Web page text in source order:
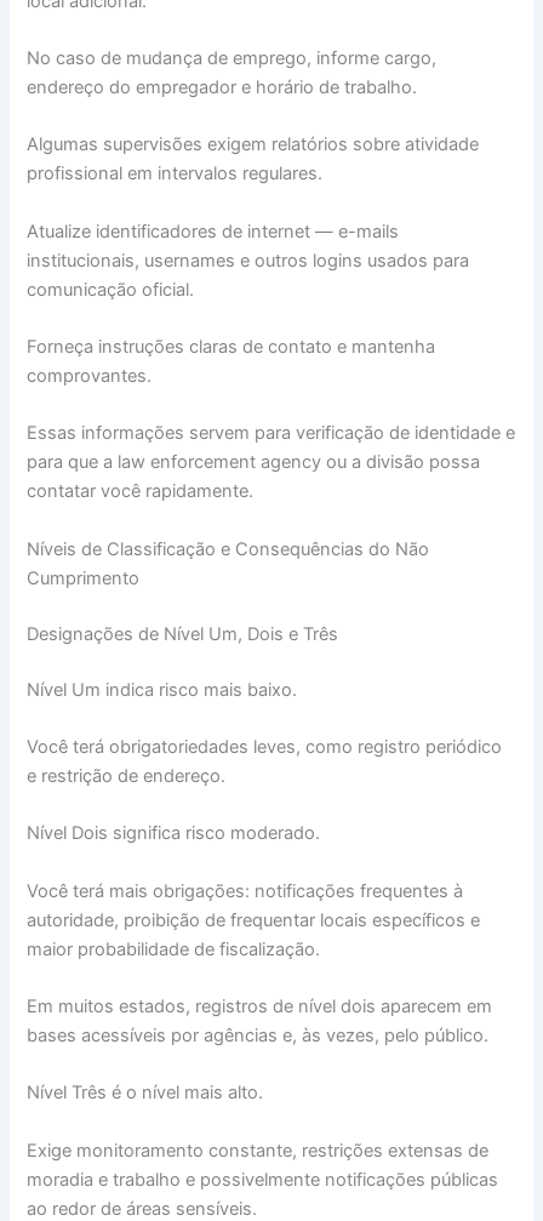
No caso de mudança de emprego, informe cargo,
endereço do empregador e horário de trabalho.
Algumas supervisões exigem relatórios sobre atividade
profissional em intervalos regulares.
Atualize identificadores de internet — e-mails
institucionais, usernames e outros logins usados para
comunicação oficial.
Forneça instruções claras de contato e mantenha
comprovantes.
Essas informações servem para verificação de identidade e
para que a law enforcement agency ou a divisão possa
contatar você rapidamente.
Níveis de Classificação e Consequências do Não
Cumprimento
Designações de Nível Um, Dois e Três
Nível Um indica risco mais baixo.
Você terá obrigatoriedades leves, como registro periódico
e restrição de endereço.
Nível Dois significa risco moderado.
Você terá mais obrigações: notificações frequentes à
autoridade, proibição de frequentar locais específicos e
maior probabilidade de fiscalização.
Em muitos estados, registros de nível dois aparecem em
bases acessíveis por agências e, às vezes, pelo público.
Nível Três é o nível mais alto.
Exige monitoramento constante, restrições extensas de
moradia e trabalho e possivelmente notificações públicas
ao redor de áreas sensíveis.